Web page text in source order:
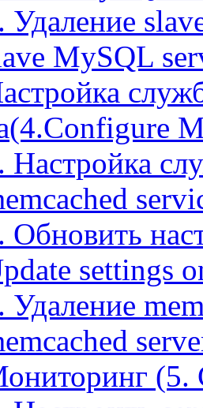
Удаление
MySQL
Настройка
Обновить
settings
Удаление
(5.